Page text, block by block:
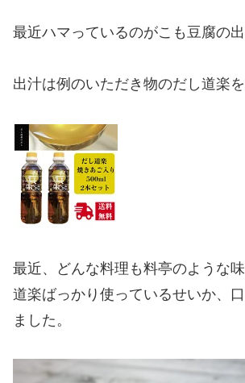
最近ハマっているのがこも豆腐の出
出汁は例のいただき物のだし道楽を
最近、どんな料理も料亭のような
道楽ばっかり使っているせいか、
ました。